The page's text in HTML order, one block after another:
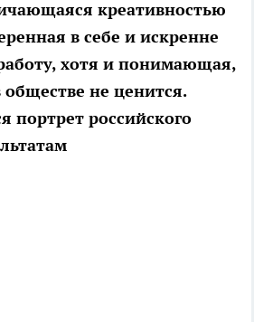
креативностью
в себе и искренне
хотя и понимающая,
обществе не ценится.
портрет российского